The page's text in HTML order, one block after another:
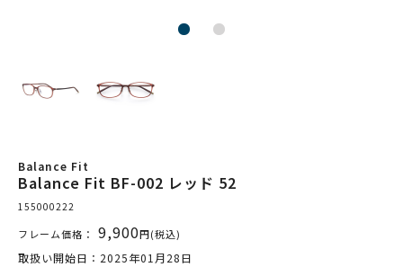
Balance Fit
Balance Fit BF-002 レッド 52
155000222
フレーム価格： 9,900円(税込)
取扱い開始日：2025年01月28日